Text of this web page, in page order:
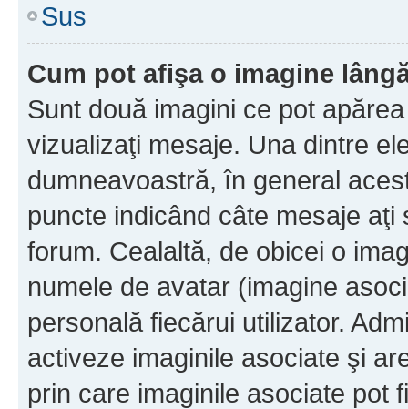
Sus
Cum pot afişa o imagine
Sunt două imagini ce pot
vizualizaţi mesaje. Una dintre
dumneavoastră, în general
puncte indicând câte mesaje
forum. Cealaltă, de obicei o
numele de avatar (imagine
personală fiecărui utilizator.
activeze imaginile asociate şi
prin care imaginile asociate pot